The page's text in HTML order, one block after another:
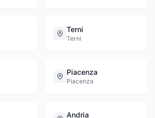
Terni
Terni
Piacenza
Piacenza
Andria